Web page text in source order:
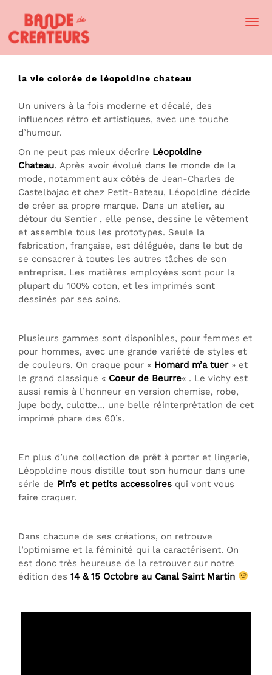
la vie colorée de léopoldine chateau
Un univers à la fois moderne et décalé, des
influences rétro et artistiques, avec une touche
d’humour.
On ne peut pas mieux décrire Léopoldine
Chateau. Après avoir évolué dans le monde de la
mode, notamment aux côtés de Jean-Charles de
Castelbajac et chez Petit-Bateau, Léopoldine décide
de créer sa propre marque. Dans un atelier, au
détour du Sentier , elle pense, dessine le vêtement
et assemble tous les prototypes. Seule la
fabrication, française, est déléguée, dans le but de
se consacrer à toutes les autres tâches de son
entreprise. Les matières employées sont pour la
plupart du 100% coton, et les imprimés sont
dessinés par ses soins.
Plusieurs gammes sont disponibles, pour femmes et
pour hommes, avec une grande variété de styles et
de couleurs. On craque pour « Homard m’a tuer» et
le grand classique « Coeur de Beurre« . Le vichy est
aussi remis à l’honneur en version chemise, robe,
jupe body, culotte… une belle réinterprétation de cet
imprimé phare des 60’s.
En plus d’une collection de prêt à porter et lingerie,
Léopoldine nous distille tout son humour dans une
série de Pin’s et petits accessoires qui vont vous
faire craquer.
Dans chacune de ses créations, on retrouve
l’optimisme et la féminité qui la caractérisent. On
est donc très heureuse de la retrouver sur notre
édition des 14 & 15 Octobre au Canal Saint Martin